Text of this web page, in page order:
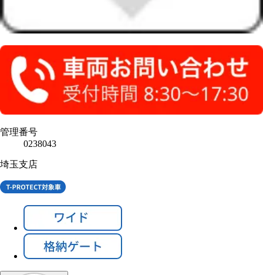
管理番号
0238043
埼玉支店